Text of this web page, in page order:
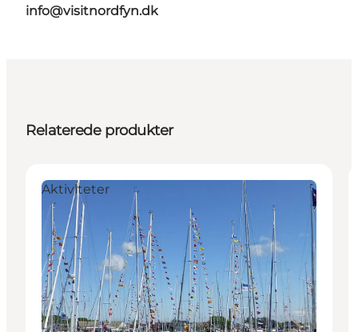
info@visitnordfyn.dk
Relaterede produkter
Aktiviteter